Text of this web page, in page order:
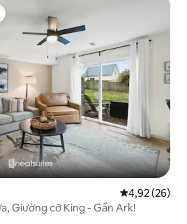
Xếp hạng
4,92 (26)
Giường cỡ King - Gần Ark!